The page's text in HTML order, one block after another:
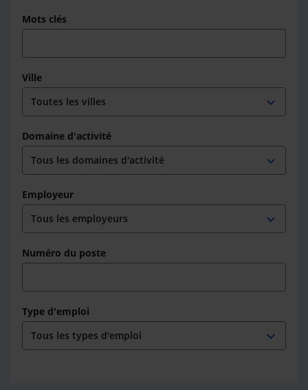
Mots clés
Ville
expand_more
Domaine d'activité
expand_more
Employeur
expand_more
Numéro du poste
Type d'emploi
expand_more